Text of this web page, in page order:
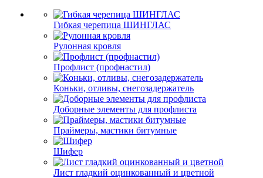
Гибкая черепица ШИНГЛАС
Рулонная кровля
Профлист (профнастил)
Коньки, отливы, снегозадержатель
Доборные элементы для профлиста
Праймеры, мастики битумные
Шифер
Лист гладкий оцинкованный и цветной